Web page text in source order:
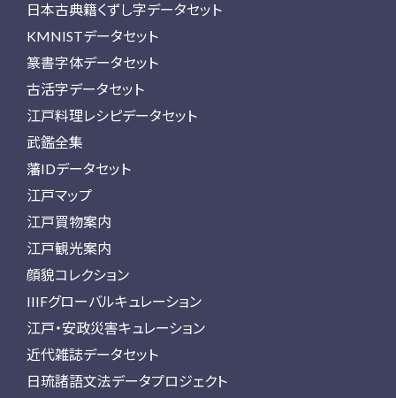
日本古典籍くずし字データセット
KMNISTデータセット
篆書字体データセット
古活字データセット
江戸料理レシピデータセット
武鑑全集
藩IDデータセット
江戸マップ
江戸買物案内
江戸観光案内
顔貌コレクション
IIIFグローバルキュレーション
江戸・安政災害キュレーション
近代雑誌データセット
日琉諸語文法データプロジェクト